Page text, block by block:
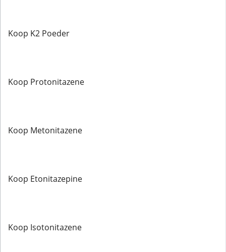
Koop K2 Poeder
Koop Protonitazene
Koop Metonitazene
Koop Etonitazepine
Koop Isotonitazene